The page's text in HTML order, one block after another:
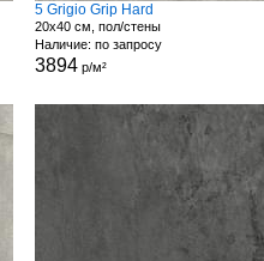
5 Grigio Grip Hard
20x40 см, пол/стены
Наличие: по запросу
3894 р/м²